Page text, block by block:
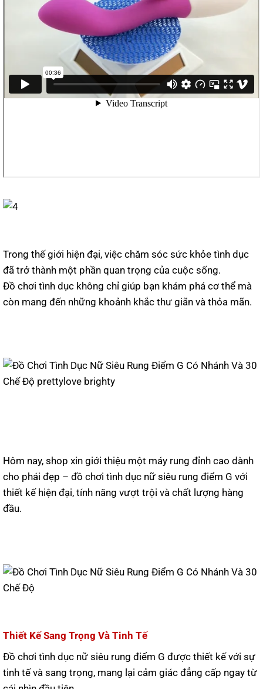
Trong thế giới hiện đại, việc chăm sóc sức khỏe tình dục
đã trở thành một phần quan trọng của cuộc sống.
Đồ chơi tình dục không chỉ giúp bạn khám phá cơ thể mà
còn mang đến những khoảnh khắc thư giãn và thỏa mãn.
Hôm nay, shop xin giới thiệu một máy rung đỉnh cao dành
cho phái đẹp – đồ chơi tình dục nữ siêu rung điểm G với
thiết kế hiện đại, tính năng vượt trội và chất lượng hàng
đầu.
Thiết Kế Sang Trọng Và Tinh Tế
Đồ chơi tình dục nữ siêu rung điểm G được thiết kế với sự
tinh tế và sang trọng, mang lại cảm giác đẳng cấp ngay từ